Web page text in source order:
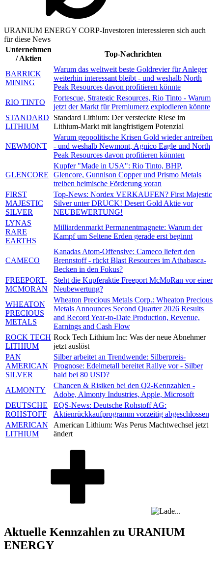
URANIUM ENERGY CORP-Investoren interessieren sich auch
für diese News
Unternehmen
/ Aktien
Top-Nachrichten
BARRICK
MINING
Warum das weltweit beste Goldrevier für Anleger
weiterhin interessant bleibt - und weshalb North
Peak Resources davon profitieren könnte
RIO TINTO
Fortescue, Strategic Resources, Rio Tinto - Warum
jetzt der Markt für Premiumerz explodieren könnte
STANDARD
LITHIUM
Standard Lithium: Der versteckte Riese im
Lithium-Markt mit langfristigem Potenzial
NEWMONT
Warum geopolitische Krisen Gold wieder antreiben
- und weshalb Newmont, Agnico Eagle und North
Peak Resources davon profitieren könnten
GLENCORE
Kupfer "Made in USA": Rio Tinto, BHP,
Glencore, Gunnison Copper und Prismo Metals
treiben heimische Förderung voran
FIRST
MAJESTIC
SILVER
Top-News: Nordex VERKAUFEN? First Majestic
Silver unter DRUCK! Desert Gold Aktie vor
NEUBEWERTUNG!
LYNAS
RARE
EARTHS
Milliardenmarkt Permanentmagnete: Warum der
Kampf um Seltene Erden gerade erst beginnt
CAMECO
Kanadas Atom-Offensive: Cameco liefert den
Brennstoff - rückt Blast Resources im Athabasca-
Becken in den Fokus?
FREEPORT-
MCMORAN
Steht die Kupferaktie Freeport McMoRan vor einer
Neubewertung?
WHEATON
PRECIOUS
METALS
Wheaton Precious Metals Corp.: Wheaton Precious
Metals Announces Second Quarter 2026 Results
and Record Year-to-Date Production, Revenue,
Earnings and Cash Flow
ROCK TECH
LITHIUM
Rock Tech Lithium Inc: Was der neue Abnehmer
jetzt auslöst
PAN
AMERICAN
SILVER
Silber arbeitet an Trendwende: Silberpreis-
Prognose: Edelmetall bereitet Rallye vor - Silber
bald bei 80 USD?
ALMONTY
Chancen & Risiken bei den Q2-Kennzahlen -
Adobe, Almonty Industries, Apple, Microsoft
DEUTSCHE
ROHSTOFF
EQS-News: Deutsche Rohstoff AG:
Aktienrückkaufprogramm vorzeitig abgeschlossen
AMERICAN
LITHIUM
American Lithium: Was Perus Machtwechsel jetzt
ändert
Aktuelle Kennzahlen zu URANIUM
ENERGY